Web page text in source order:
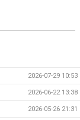
2026-07-29 10:53
2026-06-22 13:38
2026-05-26 21:31